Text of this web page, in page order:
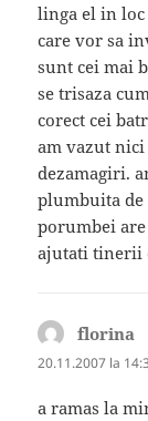
linga el in
care vor sa
sunt cei mai
se trisaza
corect cei
am vazut
dezamagiri.
plumbuita de
porumbei are
ajutati tinerii
florina
20.11.2007 la
a ramas la